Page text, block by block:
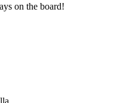
on the board!